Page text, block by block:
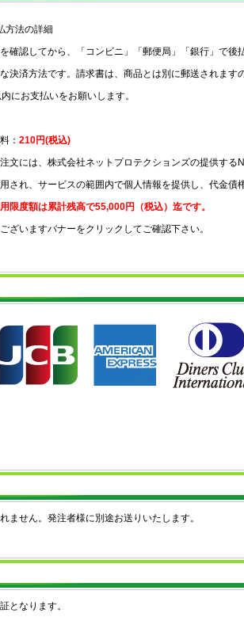
方法の詳細
確認してから、「コンビニ」「郵便局」「銀行」で後
決済方法です。請求書は、商品とは別に郵送されます
にお支払いをお願いします。
： 210円(税込)
文には、株式会社ネットプロテクションズの提供する
され、サービスの範囲内で個人情報を提供し、代金債
限度額は累計残高で55,000円（税込）迄です。
ざいますバナーをクリックしてご確認下さい。
ません。発注者様に別途お送りいたします。
となります。